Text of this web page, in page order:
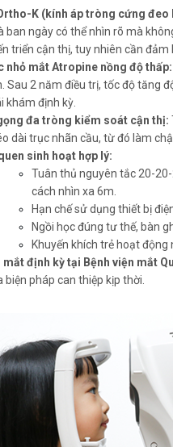
K (kính áp tròng cứng đeo
ban ngày có thể nhìn rõ mà
triển cận thị, tuy nhiên cần đảm
nhỏ mắt Atropine nồng độ thấp:
Sau 2 năm điều trị, tốc độ tăng
khám định kỳ.
đa tròng kiểm soát cận thị:
dài trục nhãn cầu, từ đó làm
sinh hoạt hợp lý:
Tuân thủ nguyên tắc 20-
cách nhìn xa 6m.
Hạn chế sử dụng thiết bị
Ngồi học đúng tư thế, bàn
Khuyến khích trẻ hoạt
mắt định kỳ tại Bệnh viện mắt
biện pháp can thiệp kịp thời.